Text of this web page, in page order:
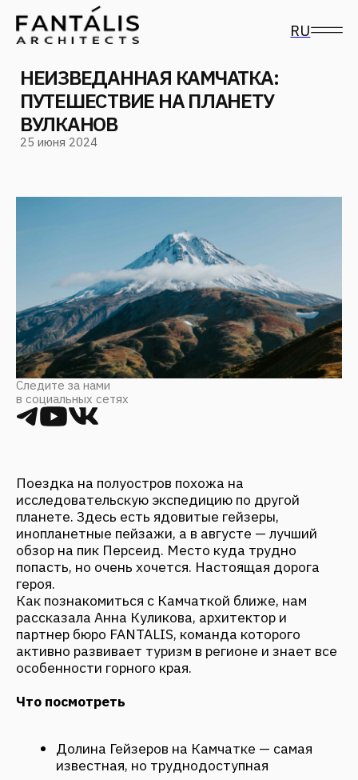
ПУТЕШЕСТВИЕ НА ПЛАНЕТУ
ВУЛКАНОВ
Следите за нами
в социальных сетях
Поездка на полуостров похожа на
исследовательскую экспедицию по другой
планете. Здесь есть ядовитые гейзеры,
инопланетные пейзажи, а в августе — лучший
Как познакомиться с Камчаткой ближе, нам
рассказала Анна Куликова, архитектор и
партнер бюро FANTALIS, команда которого
активно развивает туризм в регионе и знает все
особенности горного края.
Что посмотреть
Долина Гейзеров на Камчатке — самая
известная, но труднодоступная
достопримечательность полуострова.
Чтобы попасть сюда, придется брать гида
и лететь на вертолете до кальдера
вулкана Узон. Но это того стоит: хотя
именно здесь сосредоточено огромное
количество гейзеров, термальных
Кальдера Узон сформирована активной